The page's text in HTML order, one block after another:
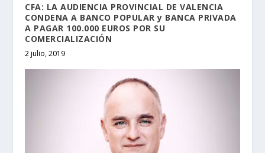
CFA: LA AUDIENCIA PROVINCIAL DE VALENCIA
CONDENA A BANCO POPULAR y BANCA PRIVADA
A PAGAR 100.000 EUROS POR SU
COMERCIALIZACIÓN
2 julio, 2019